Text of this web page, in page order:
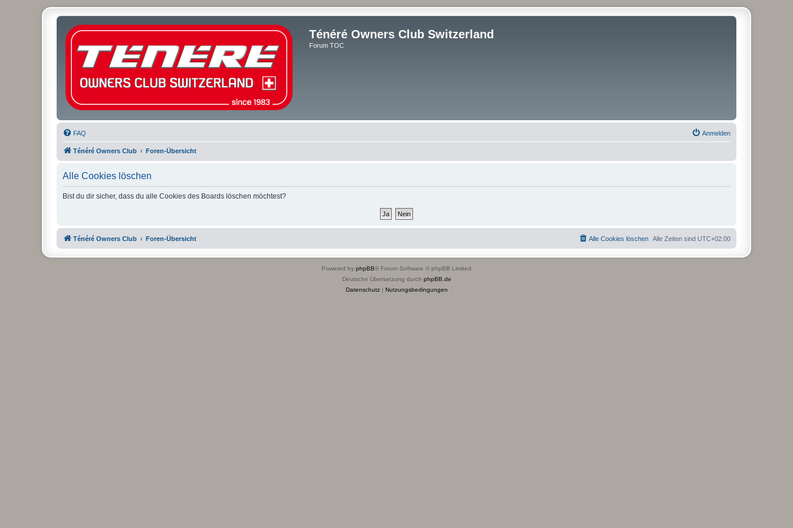
Ténéré Owners Club Switzerland
Forum TOC
FAQ Anmelden
Ténéré Owners Club Foren-Übersicht
Alle Cookies löschen
Bist du dir sicher, dass du alle Cookies des Boards löschen möchtest?
Ténéré Owners Club Foren-Übersicht Alle Zeiten sind UTC+02:00
Alle Cookies löschen
Powered by phpBB® Forum Software © phpBB Limited
Deutsche Übersetzung durch phpBB.de
Datenschutz| Nutzungsbedingungen